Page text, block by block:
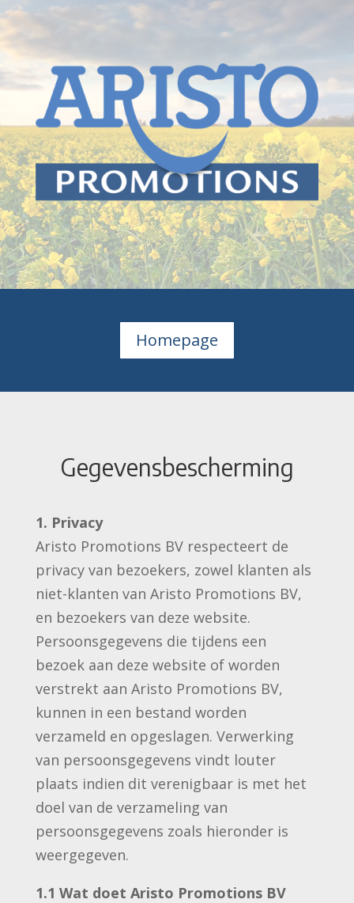
Homepage
Gegevensbescherming
1. Privacy
Aristo Promotions BV respecteert de
privacy van bezoekers, zowel klanten als
niet-klanten van Aristo Promotions BV,
en bezoekers van deze website.
Persoonsgegevens die tijdens een
bezoek aan deze website of worden
verstrekt aan Aristo Promotions BV,
kunnen in een bestand worden
verzameld en opgeslagen. Verwerking
van persoonsgegevens vindt louter
plaats indien dit verenigbaar is met het
doel van de verzameling van
persoonsgegevens zoals hieronder is
weergegeven.
1.1 Wat doet Aristo Promotions BV